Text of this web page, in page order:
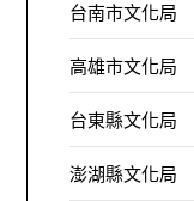
台南市文化局
高雄市文化局
台東縣文化局
澎湖縣文化局